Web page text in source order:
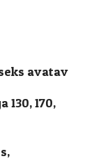
avatav
170,